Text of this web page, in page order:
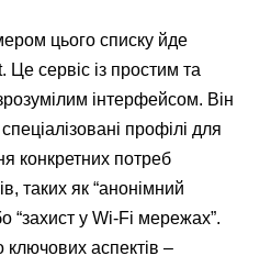
цього списку йде
Це сервіс із простим та
інтерфейсом. Він
профілі для
конкретних потреб
таких як “анонімний
“захист у Wi-Fi мережах”.
ключових аспектів –